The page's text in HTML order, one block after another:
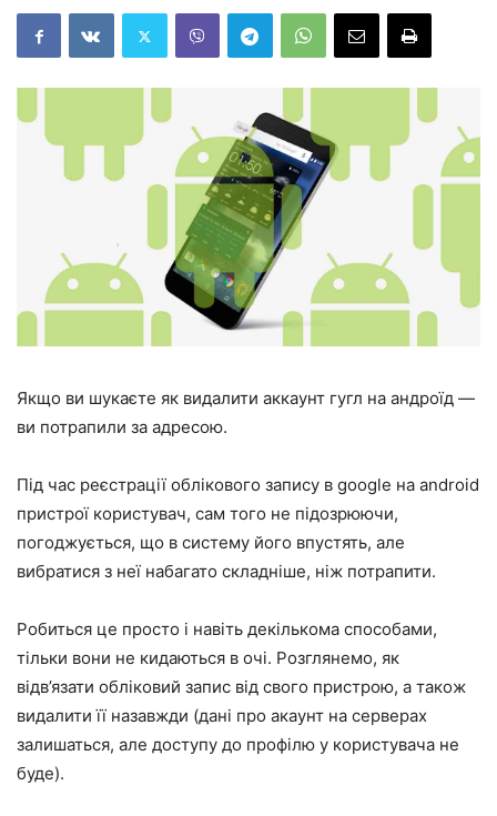
Якщо ви шукаєте як видалити аккаунт гугл на андроїд —
ви потрапили за адресою.
Під час реєстрації облікового запису в google на android
пристрої користувач, сам того не підозрюючи,
погоджується, що в систему його впустять, але
вибратися з неї набагато складніше, ніж потрапити.
Робиться це просто і навіть декількома способами,
тільки вони не кидаються в очі. Розглянемо, як
відв’язати обліковий запис від свого пристрою, а також
видалити її назавжди (дані про акаунт на серверах
залишаться, але доступу до профілю у користувача не
буде).